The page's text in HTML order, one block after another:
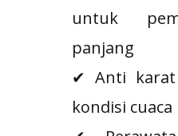
untuk
panjang
✔ Anti
kondisi cuaca